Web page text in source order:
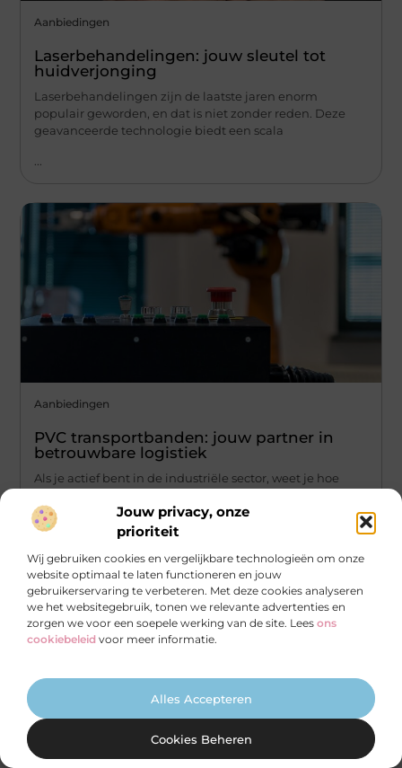
Jouw privacy, onze
prioriteit
Wij gebruiken cookies en vergelijkbare technologieën om onze
website optimaal te laten functioneren en jouw
gebruikerservaring te verbeteren. Met deze cookies analyseren
we het websitegebruik, tonen we relevante advertenties en
zorgen we voor een soepele werking van de site. Lees ons
cookiebeleid voor meer informatie.
Alles Accepteren
Cookies Beheren
Aanbiedingen
Laserbehandelingen: jouw sleutel tot
huidverjonging
Laserbehandelingen zijn de laatste jaren enorm
populair geworden, en dat is niet zonder reden. Deze
geavanceerde technologie biedt een scala
Aanbiedingen
PVC transportbanden: jouw partner in
betrouwbare logistiek
Als je actief bent in de industriële sector, weet je hoe
vormen de ruggengraat van